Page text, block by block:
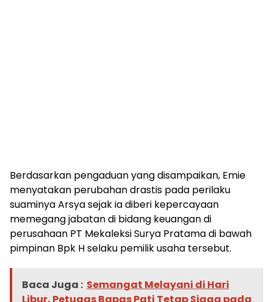
Berdasarkan pengaduan yang disampaikan, Emie
menyatakan perubahan drastis pada perilaku
suaminya Arsya sejak ia diberi kepercayaan
memegang jabatan di bidang keuangan di
perusahaan PT Mekaleksi Surya Pratama di bawah
pimpinan Bpk H selaku pemilik usaha tersebut.
Baca Juga : Semangat Melayani di Hari